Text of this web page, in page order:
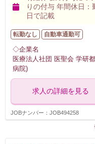
りの付与 年間休日
日で記載
転勤なし 自動車通勤可
◇企業名
医療法人社団 医聖会 学研
病院)
求人の詳細を見る
JOBナンバー：JOB494258